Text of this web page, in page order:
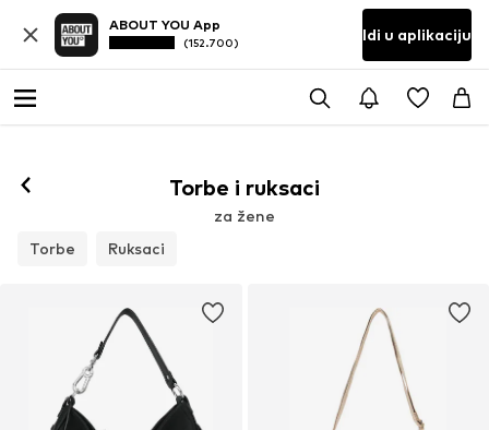
ABOUT YOU App
(152.700) Idi u aplikaciju
Torbe i ruksaci
za žene
Torbe
Ruksaci